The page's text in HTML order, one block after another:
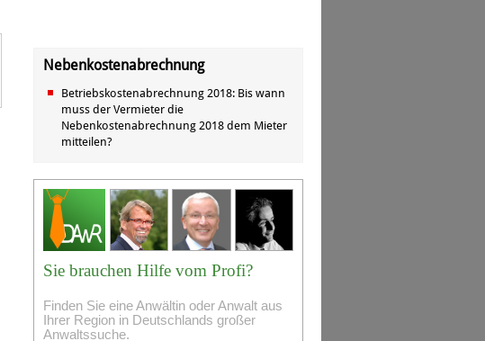
Nebenkostenabrechnung
Betriebskostenabrechnung 2018: Bis wann
muss der Vermieter die
Nebenkostenabrechnung 2018 dem Mieter
mitteilen?
Sie brauchen Hilfe vom Profi?
Finden Sie eine Anwältin oder Anwalt aus
Ihrer Region in Deutschlands großer
Anwaltssuche.